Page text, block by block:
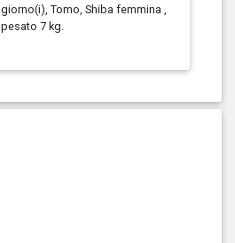
giorno(i), Tomo, Shiba femmina ,
pesato 7 kg.